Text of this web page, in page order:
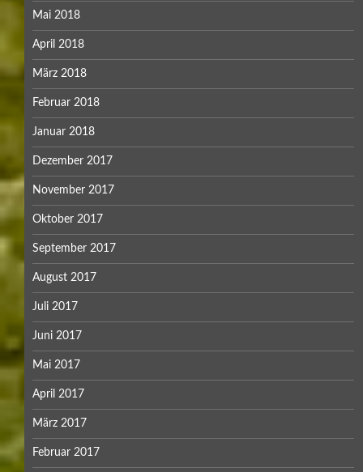
Mai 2018
April 2018
März 2018
Februar 2018
Januar 2018
Dezember 2017
November 2017
Oktober 2017
September 2017
August 2017
Juli 2017
Juni 2017
Mai 2017
April 2017
März 2017
Februar 2017